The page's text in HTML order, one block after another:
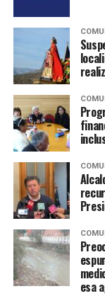
esa